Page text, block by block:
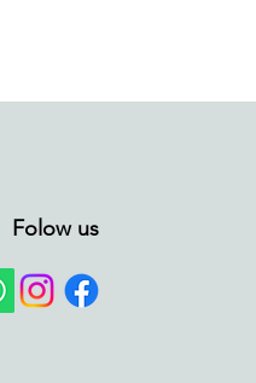
Folow us